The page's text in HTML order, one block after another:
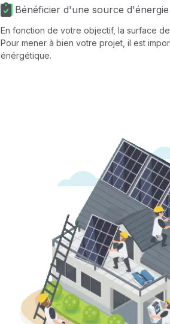
Bénéficier d'une source
En fonction de votre objectif, la surface
Pour mener à bien votre projet, il est
énérgétique.